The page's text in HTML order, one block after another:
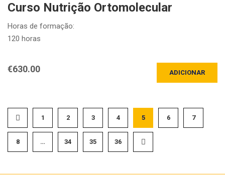
Curso Nutrição Ortomolecular
Horas de formação:
120 horas
A iniciar em 13 de outubro 2026 e com o seguinte horário:
€630.00 ADICIONAR
1 2 3 4 5 6 7
8 … 34 35 36